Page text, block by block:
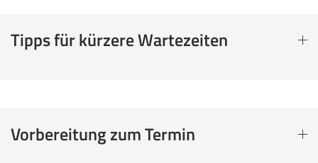
Tipps für kürzere Wartezeiten
Vorbereitung zum Termin